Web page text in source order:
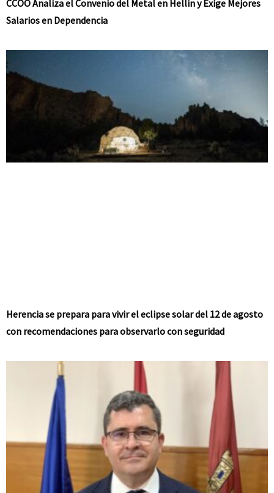
CCOO Analiza el Convenio del Metal en Hellín y Exige Mejores
Salarios en Dependencia
Herencia se prepara para vivir el eclipse solar del 12 de agosto
con recomendaciones para observarlo con seguridad